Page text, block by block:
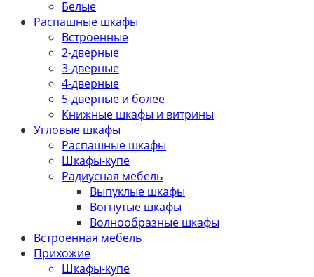
Белые
Распашные шкафы
Встроенные
2-дверные
3-дверные
4-дверные
5-дверные и более
Книжные шкафы и витрины
Угловые шкафы
Распашные шкафы
Шкафы-купе
Радиусная мебель
Выпуклые шкафы
Вогнутые шкафы
Волнообразные шкафы
Встроенная мебель
Прихожие
Шкафы-купе